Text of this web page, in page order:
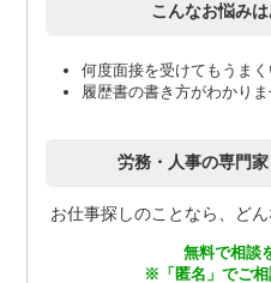
こんなお悩み
何度面接を受けてもうま
履歴書の書き方がわかりま
労務・人事の専門
お仕事探しのことなら、ど
無料で相談
※「匿名」でご相